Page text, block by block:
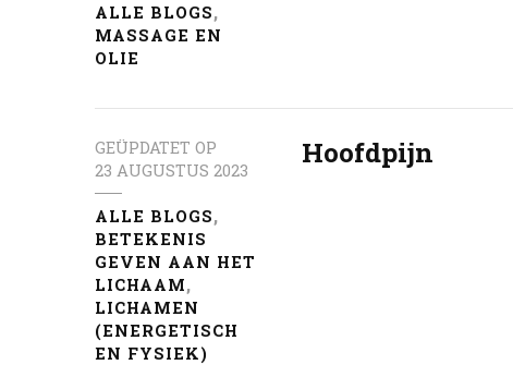
ALLE BLOGS
MASSAGE EN
OLIE
GEÜPDATET OP
23 AUGUSTUS 2023
ALLE BLOGS
BETEKENIS
GEVEN AAN HET
LICHAAM
LICHAMEN
(ENERGETISCH
EN FYSIEK)
Hoofdpijn